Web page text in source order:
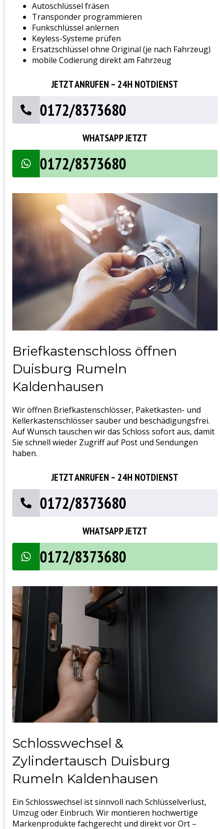
Autoschlüssel fräsen
Transponder programmieren
Funkschlüssel anlernen
Keyless-Systeme prüfen
Ersatzschlüssel ohne Original (je nach Fahrzeug)
mobile Codierung direkt am Fahrzeug
JETZT ANRUFEN – 24H NOTDIENST
0172/8373680
WHATSAPP JETZT
0172/8373680
Briefkastenschloss öffnen
Duisburg Rumeln
Kaldenhausen
Wir öffnen Briefkastenschlösser, Paketkasten- und
Kellerkastenschlösser sauber und beschädigungsfrei.
Auf Wunsch tauschen wir das Schloss sofort aus, damit
Sie schnell wieder Zugriff auf Post und Sendungen
haben.
JETZT ANRUFEN – 24H NOTDIENST
0172/8373680
WHATSAPP JETZT
0172/8373680
Schlosswechsel &
Zylindertausch Duisburg
Rumeln Kaldenhausen
Ein Schlosswechsel ist sinnvoll nach Schlüsselverlust,
Umzug oder Einbruch. Wir montieren hochwertige
Markenprodukte fachgerecht und direkt vor Ort –